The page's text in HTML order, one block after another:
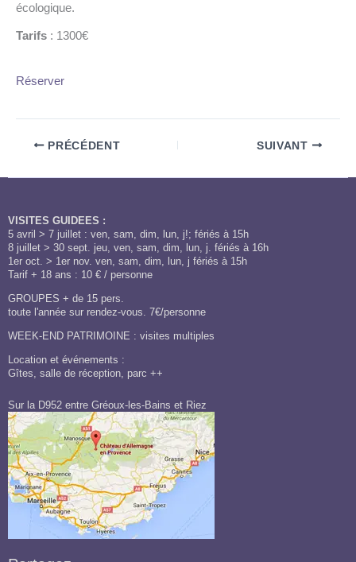
écologique.
Tarifs : 1300€
Réserver
PRÉCÉDENT SUIVANT
VISITES GUIDEES :
5 avril > 7 juillet : ven, sam, dim, lun, j!; fériés à 15h
8 juillet > 30 sept. jeu, ven, sam, dim, lun, j. fériés à 16h
1er oct. > 1er nov. ven, sam, dim, lun, j fériés à 15h
Tarif + 18 ans : 10 € / personne
GROUPES + de 15 pers.
toute l'année sur rendez-vous. 7€/personne
WEEK-END PATRIMOINE : visites multiples
Location et événements :
Gîtes, salle de réception, parc ++
Sur la D952 entre Gréoux-les-Bains et Riez